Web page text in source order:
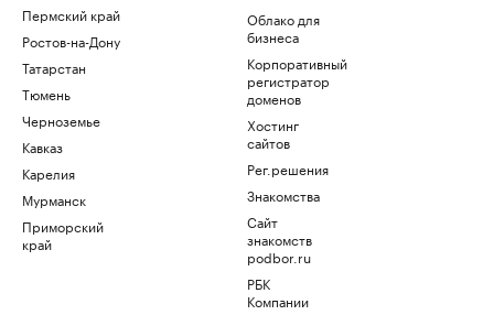
Пермский край
Ростов-на-Дону
Татарстан
Тюмень
Черноземье
Кавказ
Карелия
Мурманск
Приморский
край
Облако для
бизнеса
Корпоративный
регистратор
доменов
Хостинг
сайтов
Рег.решения
Знакомства
Сайт
знакомств
podbor.ru
РБК
Компании